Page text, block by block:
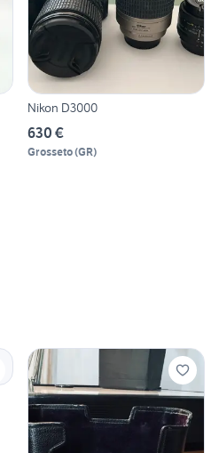
Nikon D3000
630 €
Grosseto(GR)